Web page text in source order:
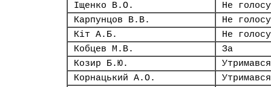
Іщенко В.О.
Не
Карпунцов В.В.
Не
Кіт А.Б.
Не
Кобцев М.В.
За
Козир Б.Ю.
Утримався
Корнацький А.О.
Утримався